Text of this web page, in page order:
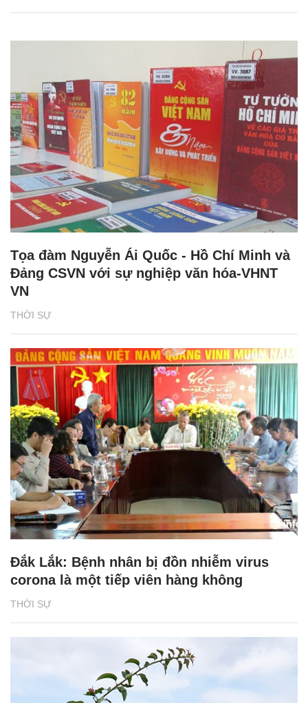
THỜI SỰ
Tọa đàm Nguyễn Ái Quốc - Hồ Chí Minh và
Đảng CSVN với sự nghiệp văn hóa-VHNT
VN
THỜI SỰ
Đắk Lắk: Bệnh nhân bị đồn nhiễm virus
corona là một tiếp viên hàng không